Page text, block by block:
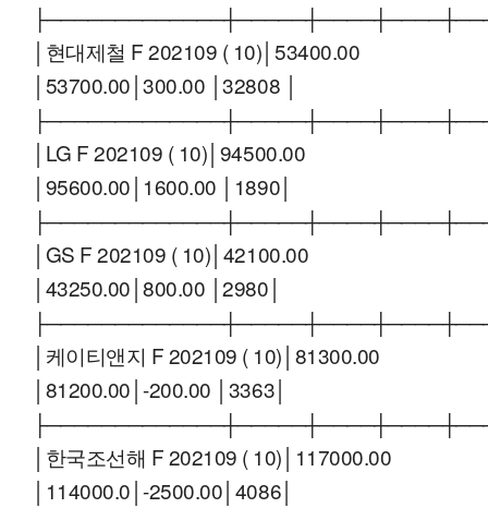
│현대제철 F 202109 ( 10)│53400.00
│53700.00│300.00 │32808 │
│LG F 202109 ( 10)│94500.00
│95600.00│1600.00 │1890│
│GS F 202109 ( 10)│42100.00
│43250.00│800.00 │2980│
│케이티앤지 F 202109 ( 10)│81300.00
│81200.00│-200.00 │3363│
│한국조선해 F 202109 ( 10)│117000.00
│114000.0│-2500.00│4086│